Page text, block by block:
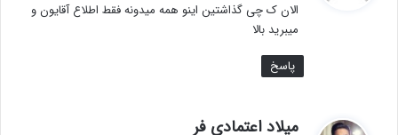
الان ک چی گذاشتین اینو همه میدونه فقط اطلاع آقایون و
میبرید بالا
پاسخ
میلاد اعتمادی فر